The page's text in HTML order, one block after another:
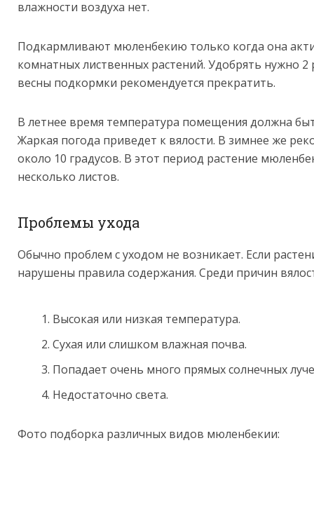
влажности воздуха нет.
Подкармливают мюленбекию только когда она
комнатных лиственных растений. Удобрять нужно 2
весны подкормки рекомендуется прекратить.
В летнее время температура помещения должна
Жаркая погода приведет к вялости. В зимнее же
около 10 градусов. В этот период растение
несколько листов.
Проблемы ухода
Обычно проблем с уходом не возникает. Если
нарушены правила содержания. Среди причин
Высокая или низкая температура.
Сухая или слишком влажная почва.
Попадает очень много прямых солнечных
Недостаточно света.
Фото подборка различных видов мюленбекии: